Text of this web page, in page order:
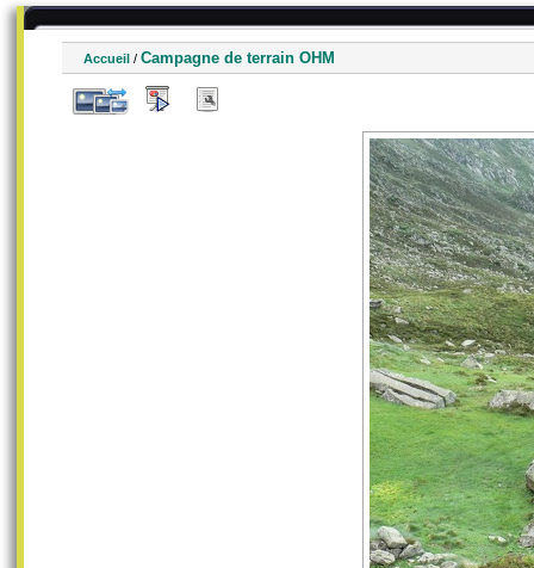
Accueil / Campagne de terrain OHM